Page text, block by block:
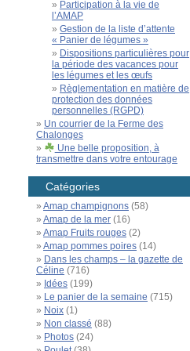
Participation à la vie de
l’AMAP
Gestion de la liste d’attente
« Panier de légumes »
Dispositions particulières pour
la période des vacances pour
les légumes et les œufs
Règlementation en matière de
protection des données
personnelles (RGPD)
Un courrier de la Ferme des
Chalonges
Une belle proposition, à
transmettre dans votre entourage
Catégories
Amap champignons (58)
Amap de la mer (16)
Amap Fruits rouges (2)
Amap pommes poires (14)
Dans les champs – la gazette de
Céline (716)
Idées (199)
Le panier de la semaine (715)
Noix (1)
Non classé (88)
Photos (24)